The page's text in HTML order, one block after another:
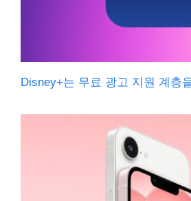
Disney+는 무료 광고 지원 계층